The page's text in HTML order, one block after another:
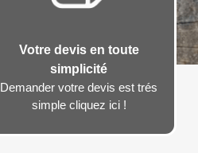
Votre devis en toute
simplicité
Demander votre devis est trés
simple cliquez ici !